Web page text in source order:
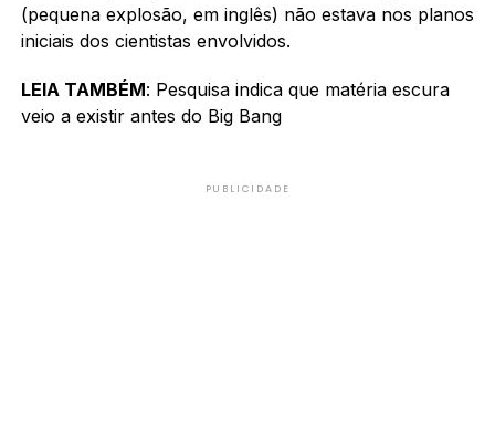
(pequena explosão, em inglês) não estava nos planos
iniciais dos cientistas envolvidos.
LEIA TAMBÉM: Pesquisa indica que matéria escura
veio a existir antes do Big Bang
PUBLICIDADE